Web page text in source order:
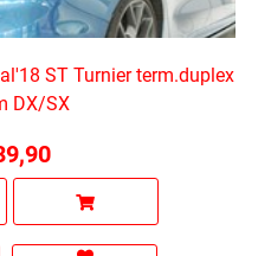
ST Turnier term.duplex
DX/SX